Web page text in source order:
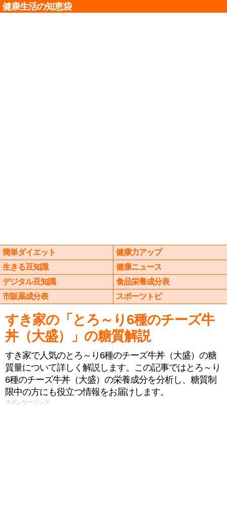
健康生活の知恵袋
簡単ダイエット
健康力アップ
生きる豆知識
健康ニュース
デジタル豆知識
食品栄養成分表
市販薬成分表
スポーツトピ
すき家の「とろ～り6種のチーズ牛
丼（大盛）」の糖質解説
すき家で人気のとろ～り6種のチーズ牛丼（大盛）の糖
質量について詳しく解説します。この記事ではとろ～り
6種のチーズ牛丼（大盛）の栄養成分を分析し、糖質制
限中の方にも役立つ情報をお届けします。
スポンサーリンク